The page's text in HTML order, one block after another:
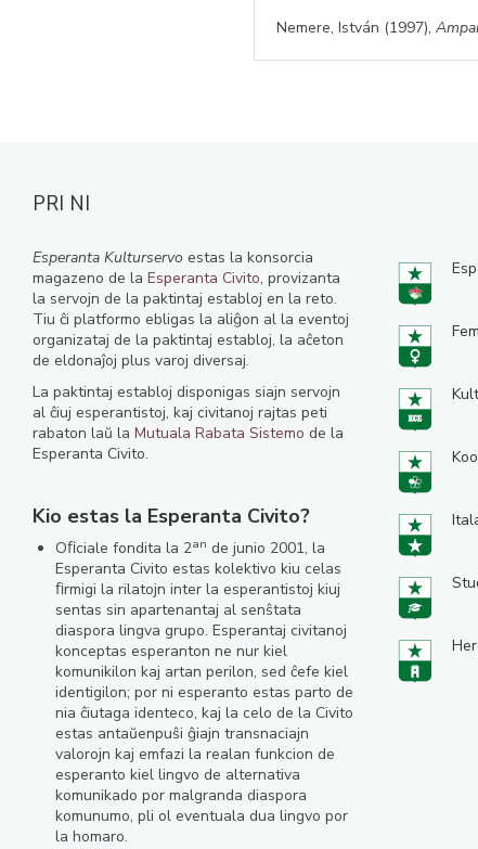
Nemere, István (1997),
PRI NI
Esperanta Kulturservo estas la konsorcia
magazeno de la Esperanta Civito, provizanta
la servojn de la paktintaj establoj en la reto.
Tiu ĉi platformo ebligas la aliĝon al la eventoj
organizataj de la paktintaj establoj, la aĉeton
de eldonaĵoj plus varoj diversaj.
La paktintaj establoj disponigas siajn servojn
al ĉiuj esperantistoj, kaj civitanoj rajtas peti
rabaton laŭ la Mutuala Rabata Sistemo de la
Esperanta Civito.
Kio estas la Esperanta Civito?
Oﬁciale fondita la 2an de junio 2001, la
Esperanta Civito estas kolektivo kiu celas
ﬁrmigi la rilatojn inter la esperantistoj kiuj
sentas sin apartenantaj al senŝtata
diaspora lingva grupo. Esperantaj civitanoj
konceptas esperanton ne nur kiel
komunikilon kaj artan perilon, sed ĉefe kiel
identigilon; por ni esperanto estas parto de
nia ĉiutaga identeco, kaj la celo de la Civito
estas antaŭenpuŝi ĝiajn transnaciajn
valorojn kaj emfazi la realan funkcion de
esperanto kiel lingvo de alternativa
komunikado por malgranda diaspora
komunumo, pli ol eventuala dua lingvo por
la homaro.